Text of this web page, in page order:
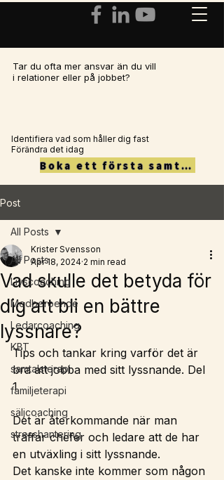
Tar du ofta mer ansvar än du vill
i relationer eller på jobbet?
Identifiera vad som håller dig fast
Förändra det idag
Boka ett första samtal här
Post
All Posts
Livscoaching
Medberoende
Ledarcoaching
KBT
samtalsterapi
familjeterapi
säljcoaching
stresshantering
All Posts
Vad skulle det betyda för
dig att bli en bättre
lyssnare?
Krister Svensson
Apr 18, 2024 2 min read
Tips och tankar kring varför det är
bra att jobba med sitt lyssnande. Del
1
Det är återkommande när man
träffar chefer och ledare att de har
en utväxling i sitt lyssnande.
Det kanske inte kommer som någon